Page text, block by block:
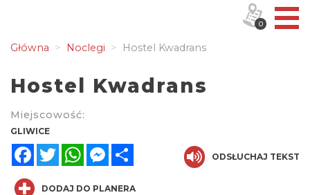
Główna Noclegi Hostel Kwadrans
Hostel Kwadrans
Miejscowość:
GLIWICE
FacebookTwitterWhatsAppMessenger
ODSŁUCHAJ TEKST
DODAJ DO PLANERA
0